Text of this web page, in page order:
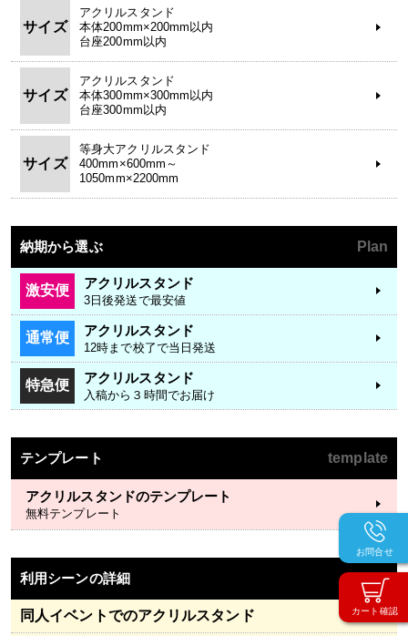
カート確認
お問合せ
サイズ
アクリルスタンド
本体200mm×200mm以内
台座200mm以内
サイズ
アクリルスタンド
本体300mm×300mm以内
台座300mm以内
サイズ
等身大アクリルスタンド
400mm×600mm～
1050mm×2200mm
納期から選ぶ Plan
激安便 アクリルスタンド
3日後発送で最安値
通常便 アクリルスタンド
12時まで校了で当日発送
特急便 アクリルスタンド
入稿から３時間でお届け
テンプレート template
アクリルスタンドのテンプレート
無料テンプレート
利用シーンの詳細 Detail
同人イベントでのアクリルスタンド